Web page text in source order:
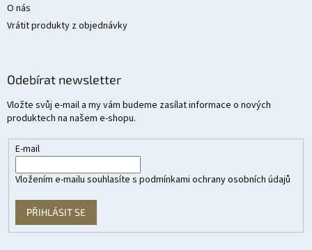
O nás
Vrátit produkty z objednávky
Odebírat newsletter
Vložte svůj e-mail a my vám budeme zasílat informace o nových
produktech na našem e-shopu.
E-mail
Vložením e-mailu souhlasíte s podmínkami ochrany osobních údajů
PŘIHLÁSIT SE